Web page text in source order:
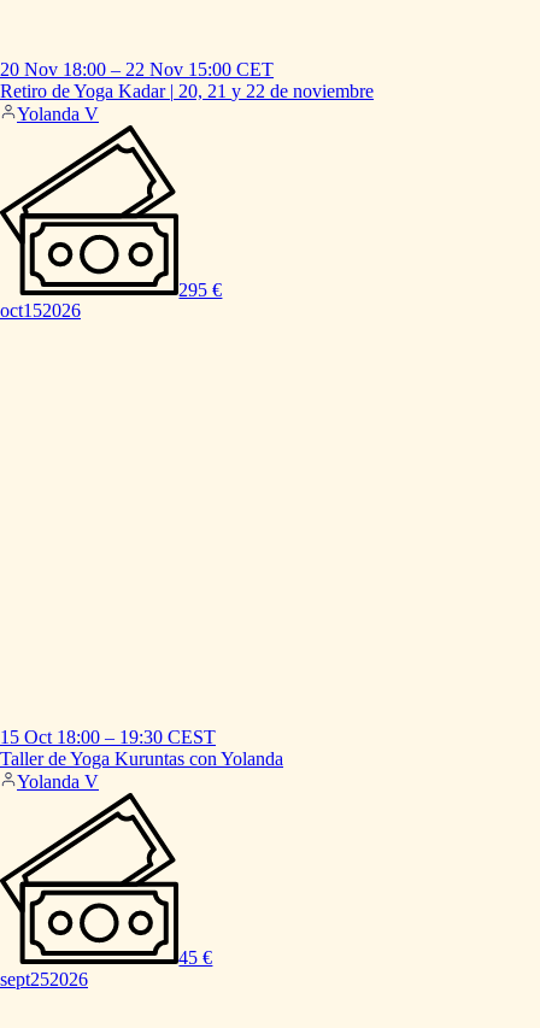
20 Nov 18:00 – 22 Nov 15:00 CET
Retiro deYoga Kadar | 20, 21 y 22 de noviembre
Yolanda V
295 €
oct152026
15 Oct 18:00 – 19:30 CEST
Taller deYoga Kuruntas con Yolanda
Yolanda V
45 €
sept252026